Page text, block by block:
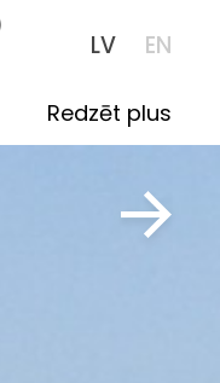
LV EN
Redzēt plus